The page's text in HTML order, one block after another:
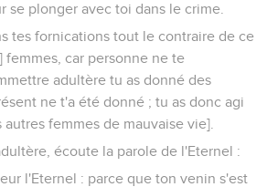
se plonger avec toi dans le crime.
tes fornications tout le contraire de ce
femmes, car personne ne te
adultère tu as donné des
ne t'a été donné ; tu as donc agi
femmes de mauvaise vie].
écoute la parole de l'Eternel :
l'Eternel : parce que ton venin s'est